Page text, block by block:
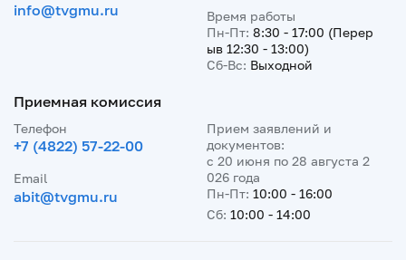
info@tvgmu.ru
Время работы
Пн-Пт: 8:30 - 17:00 (Перер
ыв 12:30 - 13:00)
Сб-Вс: Выходной
Приемная комиссия
Телефон
+7 (4822) 57-22-00
Email
abit@tvgmu.ru
Прием заявлений и
документов:
с 20 июня по 28 августа 2
026 года
Пн-Пт: 10:00 - 16:00
Сб: 10:00 - 14:00